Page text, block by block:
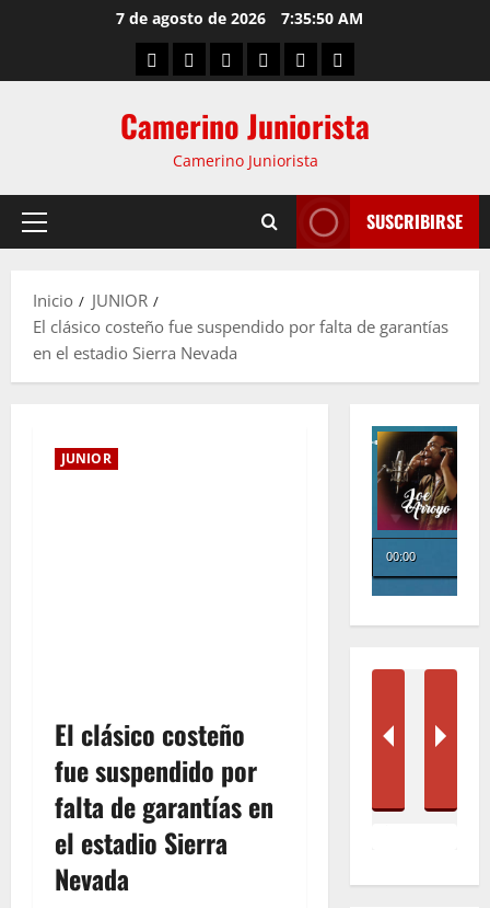
7 de agosto de 2026 7:35:51 AM
Camerino Juniorista
Camerino Juniorista
SUSCRIBIRSE
Inicio
JUNIOR
El clásico costeño fue suspendido por falta de garantías
en el estadio Sierra Nevada
JUNIOR
El clásico costeño
fue suspendido por
falta de garantías en
el estadio Sierra
Nevada